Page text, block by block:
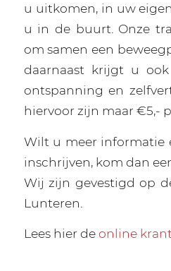
u uitkomen, in uw
u in de buurt. Onze
om samen een
daarnaast krijgt u
ontspanning en
hiervoor zijn maar €5,-
Wilt u meer informatie
inschrijven, kom dan
Wij zijn gevestigd op
Lunteren.
Lees hier deonline krant